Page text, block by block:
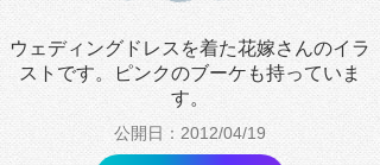
ウェディングドレスを着た花嫁さんのイラ
ストです。ピンクのブーケも持っていま
す。
公開日：2012/04/19